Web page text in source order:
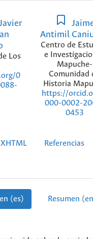
Los
0
Antimil
Centro de
e
Mapuche-
Comunidad
Historia
https://
000-0002-
0453
Referencias
(es) Resumen